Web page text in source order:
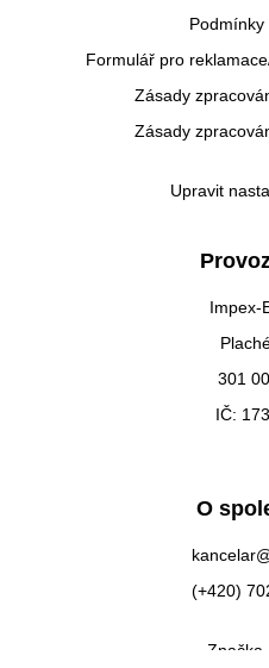
Podmínky
Formulář pro
Zásady
Zásady
Upravit
Impex-
301
IČ:
O
(+420)
Značka